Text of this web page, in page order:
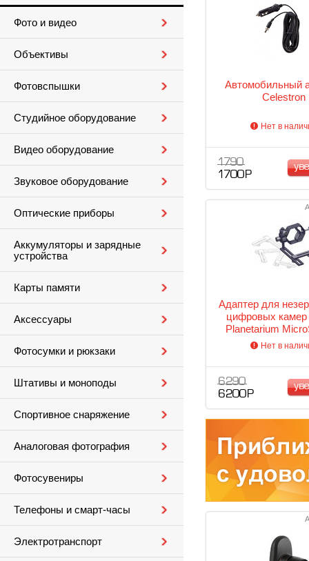
Фото и видео
Объективы
Фотовспышки
Студийное оборудование
Видео оборудование
Звуковое оборудование
Оптические приборы
Аккумуляторы и зарядные
устройства
Карты памяти
Аксессуары
Фотосумки и рюкзаки
Штативы и моноподы
Спортивное снаряжение
Аналоговая фотография
Фотосувениры
Телефоны и смарт-часы
Электротранспорт
Автомобильный
Celestron
Нет в
1 790
1 700 Р
Адаптер для
цифровых камер
Planetarium
Нет в
6 290
6 200 Р